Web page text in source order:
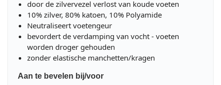
door de zilvervezel verlost van koude voeten
10% zilver, 80% katoen, 10% Polyamide
Neutraliseert voetengeur
bevordert de verdamping van vocht - voeten
worden droger gehouden
zonder elastische manchetten/kragen
Aan te bevelen bij/voor